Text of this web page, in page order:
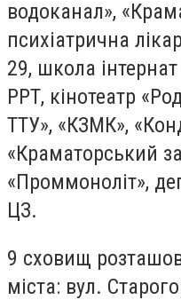
водоканал»,
психіатрична
29, школа
РРТ, кінотеатр
ТТУ», «КЗМК»,
«Краматорський
«Проммоноліт»,
ЦЗ.
9 сховищ
міста: вул.